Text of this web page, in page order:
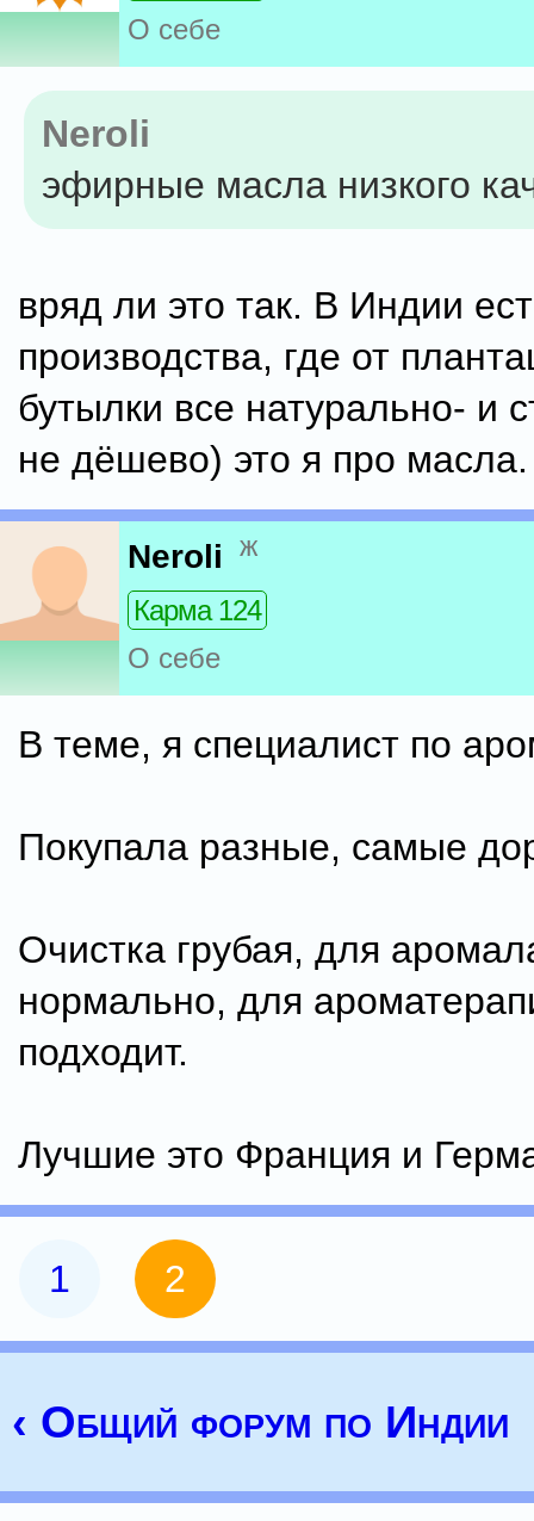
О себе
Neroli
эфирные масла низкого
вряд ли это так. В Индии
производства, где от
бутылки все натурально- и
не дёшево) это я про масла.
Neroli ж
Карма 124
О себе
В теме, я специалист по
Покупала разные, самые
Очистка грубая, для
нормально, для
подходит.
Лучшие это Франция и
1 2
‹ Общий форум по Индии